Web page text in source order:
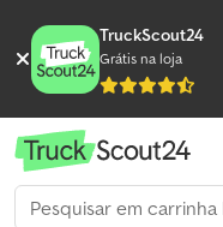
TruckScout24
Grátis na loja